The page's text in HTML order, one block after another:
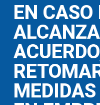
EN CASO